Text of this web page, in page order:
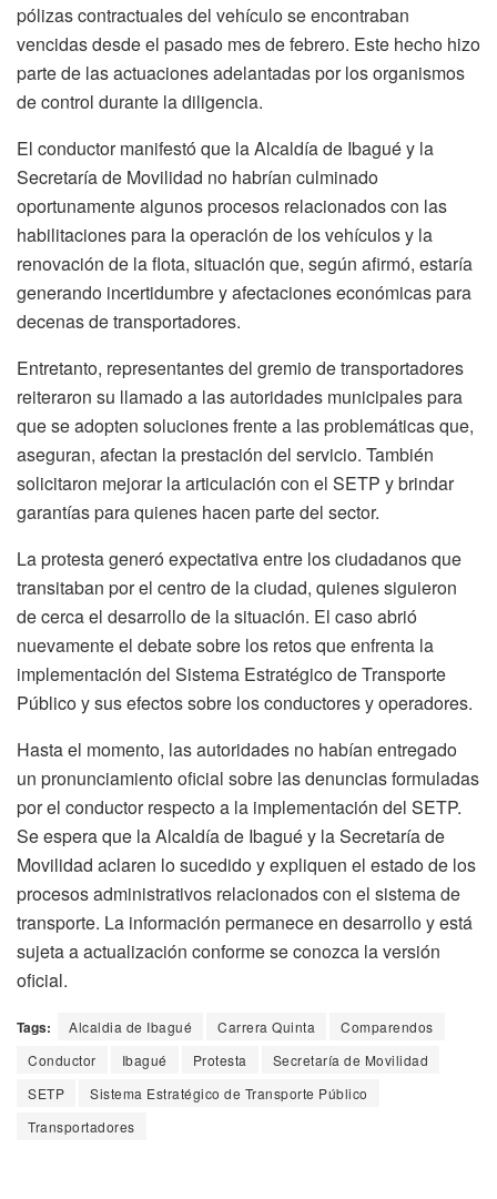
pólizas contractuales del vehículo se encontraban
vencidas desde el pasado mes de febrero. Este hecho hizo
parte de las actuaciones adelantadas por los organismos
de control durante la diligencia.
El conductor manifestó que la Alcaldía de Ibagué y la
Secretaría de Movilidad no habrían culminado
oportunamente algunos procesos relacionados con las
habilitaciones para la operación de los vehículos y la
renovación de la flota, situación que, según afirmó, estaría
generando incertidumbre y afectaciones económicas para
decenas de transportadores.
Entretanto, representantes del gremio de transportadores
reiteraron su llamado a las autoridades municipales para
que se adopten soluciones frente a las problemáticas que,
aseguran, afectan la prestación del servicio. También
solicitaron mejorar la articulación con el SETP y brindar
garantías para quienes hacen parte del sector.
La protesta generó expectativa entre los ciudadanos que
transitaban por el centro de la ciudad, quienes siguieron
de cerca el desarrollo de la situación. El caso abrió
nuevamente el debate sobre los retos que enfrenta la
implementación del Sistema Estratégico de Transporte
Público y sus efectos sobre los conductores y operadores.
Hasta el momento, las autoridades no habían entregado
un pronunciamiento oficial sobre las denuncias formuladas
por el conductor respecto a la implementación del SETP.
Se espera que la Alcaldía de Ibagué y la Secretaría de
Movilidad aclaren lo sucedido y expliquen el estado de los
procesos administrativos relacionados con el sistema de
transporte. La información permanece en desarrollo y está
sujeta a actualización conforme se conozca la versión
oficial.
Tags: Alcaldia de Ibagué Carrera Quinta
Comparendos
Conductor
Ibagué Protesta
Secretaría de Movilidad
SETP
Sistema Estratégico de Transporte Público
Transportadores